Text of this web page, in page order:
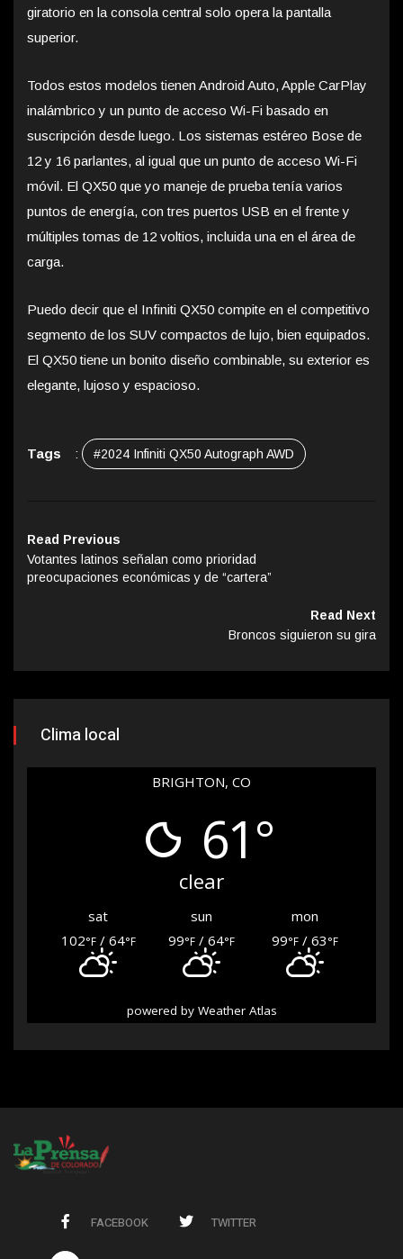
giratorio en la consola central solo opera la pantalla
superior.
Todos estos modelos tienen Android Auto, Apple CarPlay
inalámbrico y un punto de acceso Wi-Fi basado en
suscripción desde luego. Los sistemas estéreo Bose de
12 y 16 parlantes, al igual que un punto de acceso Wi-Fi
móvil. El QX50 que yo maneje de prueba tenía varios
puntos de energía, con tres puertos USB en el frente y
múltiples tomas de 12 voltios, incluida una en el área de
carga.
Puedo decir que el Infiniti QX50 compite en el competitivo
segmento de los SUV compactos de lujo, bien equipados.
El QX50 tiene un bonito diseño combinable, su exterior es
elegante, lujoso y espacioso.
Tags : #2024 Infiniti QX50 Autograph AWD
Read Previous
Votantes latinos señalan como prioridad
preocupaciones económicas y de “cartera”
Read Next
Broncos siguieron su gira
Clima local
BRIGHTON, CO
61°
clear
sat sun
mon
102°F/ 64°F 99°F/ 64°F 99°F/ 63°F
powered by Weather Atlas
FACEBOOK TWITTER